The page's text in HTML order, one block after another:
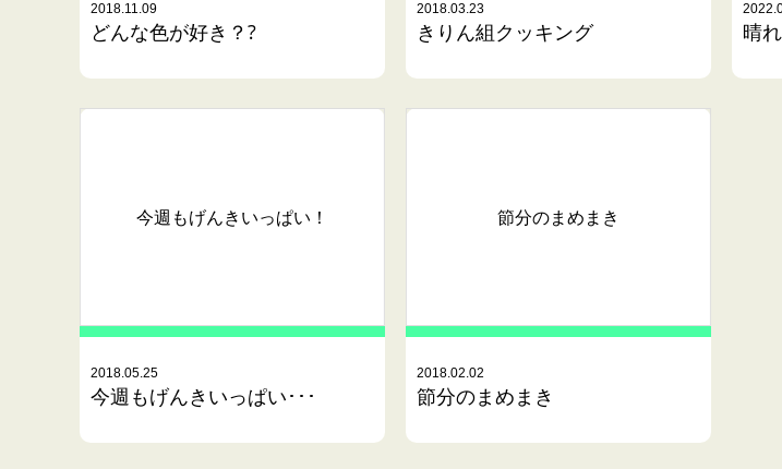
2018.11.09
どんな色が好き？?
2018.03.23
きりん組クッキング 晴
今週もげんきいっぱい！
2018.05.25
今週もげんきいっぱい･･･
節分のまめまき
2018.02.02
節分のまめまき